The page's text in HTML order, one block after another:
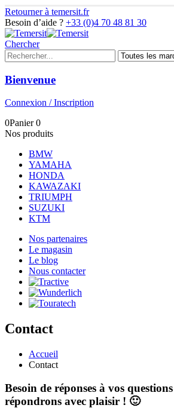
Retourner à temersit.fr
Besoin d’aide ? +33 (0)4 70 48 81 30
Chercher
Bienvenue
Connexion / Inscription
0Panier0
Nos produits
BMW
YAMAHA
HONDA
KAWAZAKI
TRIUMPH
SUZUKI
KTM
Nos partenaires
Le magasin
Le blog
Nous contacter
Contact
Accueil
Contact
Besoin de réponses à vos
répondrons avec plaisir ! 🙂